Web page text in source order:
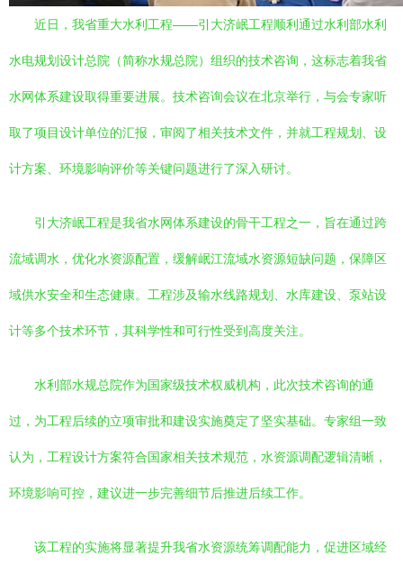
近日，我省重大水利工程——引大济岷工程顺利通过水利部水利
水电规划设计总院（简称水规总院）组织的技术咨询，这标志着我省
水网体系建设取得重要进展。技术咨询会议在北京举行，与会专家听
取了项目设计单位的汇报，审阅了相关技术文件，并就工程规划、设
计方案、环境影响评价等关键问题进行了深入研讨。
引大济岷工程是我省水网体系建设的骨干工程之一，旨在通过跨
流域调水，优化水资源配置，缓解岷江流域水资源短缺问题，保障区
域供水安全和生态健康。工程涉及输水线路规划、水库建设、泵站设
计等多个技术环节，其科学性和可行性受到高度关注。
水利部水规总院作为国家级技术权威机构，此次技术咨询的通
过，为工程后续的立项审批和建设实施奠定了坚实基础。专家组一致
认为，工程设计方案符合国家相关技术规范，水资源调配逻辑清晰，
环境影响可控，建议进一步完善细节后推进后续工作。
该工程的实施将显著提升我省水资源统筹调配能力，促进区域经